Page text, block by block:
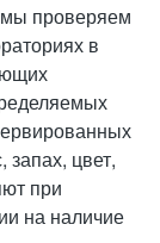
мы проверяем
в
запах, цвет,
при
на наличие